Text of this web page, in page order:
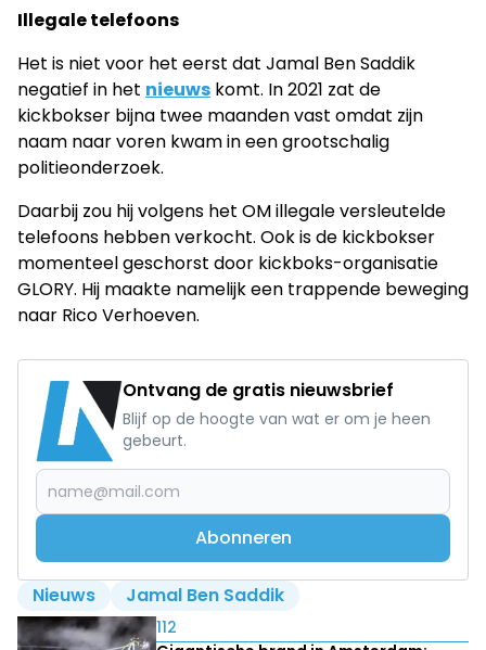
Illegale telefoons
Het is niet voor het eerst dat Jamal Ben Saddik
negatief in het nieuws komt. In 2021 zat de
kickbokser bijna twee maanden vast omdat zijn
naam naar voren kwam in een grootschalig
politieonderzoek.
Daarbij zou hij volgens het OM illegale versleutelde
telefoons hebben verkocht. Ook is de kickbokser
momenteel geschorst door kickboks-organisatie
GLORY. Hij maakte namelijk een trappende beweging
naar Rico Verhoeven.
Ontvang de gratis nieuwsbrief
Blijf op de hoogte van wat er om je heen
gebeurt.
Abonneren
Nieuws Jamal Ben Saddik
Lees ook
112